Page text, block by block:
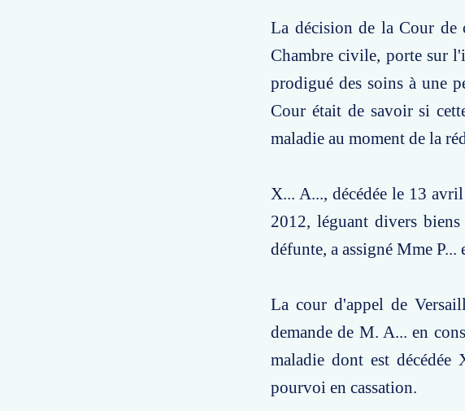
La décision de la Cour de
Chambre civile, porte sur
prodigué des soins à une
Cour était de savoir si
maladie au moment de la
X... A..., décédée le 13
2012, léguant divers
défunte, a assigné Mme
La cour d'appel de
demande de M. A... en
maladie dont est
pourvoi en cassation.